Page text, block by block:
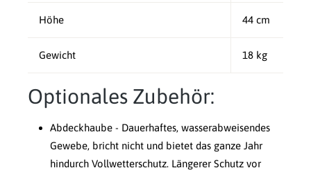
Höhe 44 cm
Gewicht 18 kg
Optionales Zubehör:
Abdeckhaube - Dauerhaftes, wasserabweisendes
Gewebe, bricht nicht und bietet das ganze Jahr
hindurch Vollwetterschutz. Längerer Schutz vor